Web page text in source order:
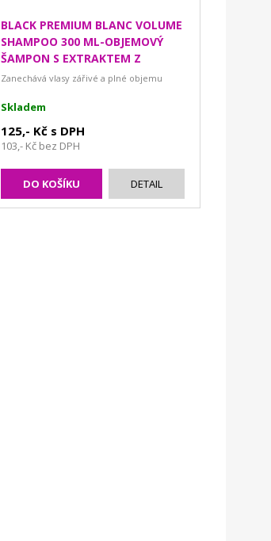
BLACK PREMIUM BLANC VOLUME
SHAMPOO 300 ML-OBJEMOVÝ
ŠAMPON S EXTRAKTEM Z
BAMBUSU
Zanechává vlasy zářivé a plné objemu
Skladem
125,- Kč s DPH
103,- Kč bez DPH
DO KOŠÍKU DETAIL